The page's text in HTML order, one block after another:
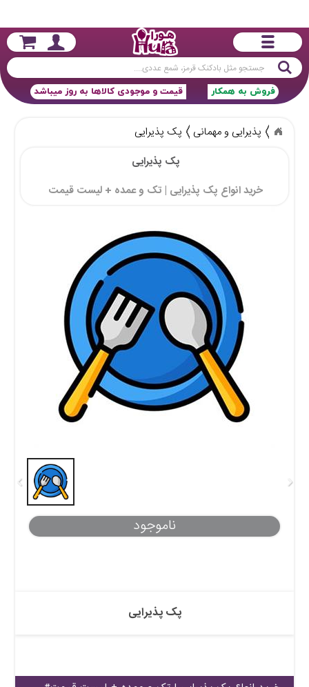
جستجو
قیمت و موجودی کالاها به روز میباشد فروش به همکار
پذیرایی و مهمانی
پک پذیرایی
پک پذیرایی
خرید انواع پک پذیرایی | تک و عمده + لیست قیمت
ناموجود
پک پذیرایی